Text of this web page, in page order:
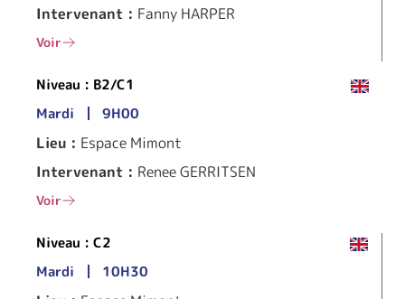
Intervenant : Fanny HARPER
Voir
Niveau : B2/C1
Mardi
9H00
Lieu : Espace Mimont
Intervenant : Renee GERRITSEN
Voir
Niveau : C2
Mardi
10H30